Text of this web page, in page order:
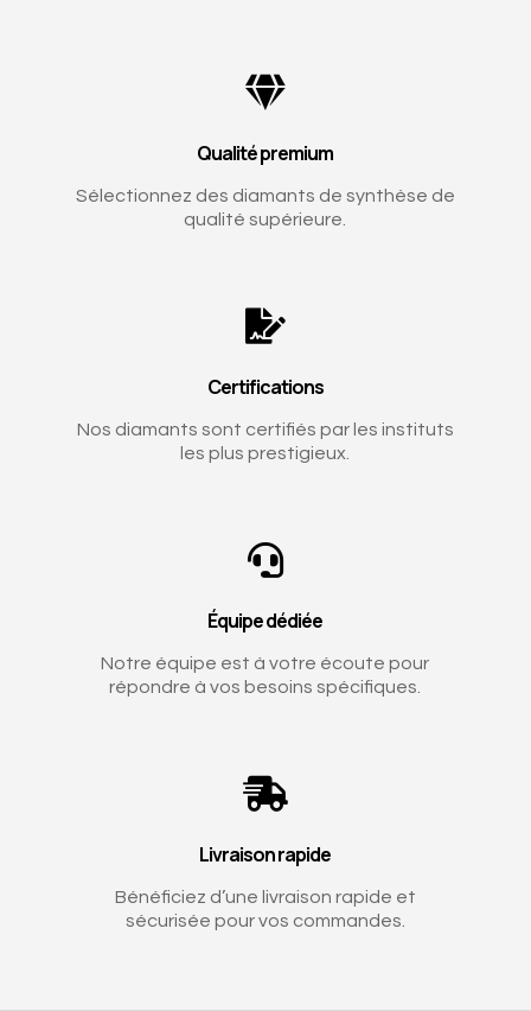

Qualité premium
Sélectionnez des diamants de synthèse de
qualité supérieure.

Certifications
Nos diamants sont certifiés par les instituts
les plus prestigieux.

Équipe dédiée
Notre équipe est à votre écoute pour
répondre à vos besoins spécifiques.

Livraison rapide
Bénéficiez d’une livraison rapide et
sécurisée pour vos commandes.